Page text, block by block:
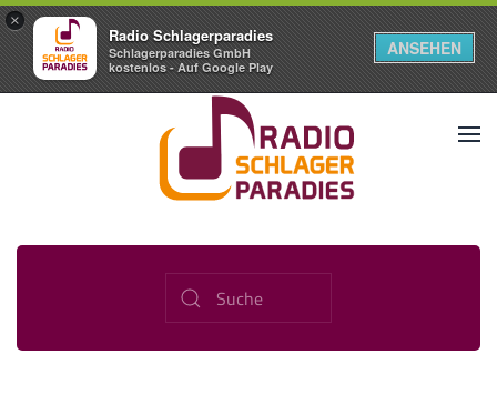
×
Radio Schlagerparadies
Schlagerparadies GmbH
kostenlos - Auf Google Play
ANSEHEN